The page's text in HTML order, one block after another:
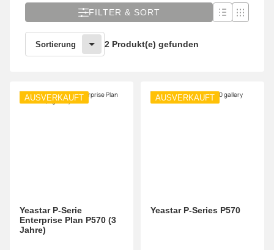
FILTER & SORT
Sortierung 2 Produkt(e) gefunden
AUSVERKAUFT
Yeastar P-Serie
Enterprise Plan P570 (3
Jahre)
AUSVERKAUFT
Yeastar P-Series P570